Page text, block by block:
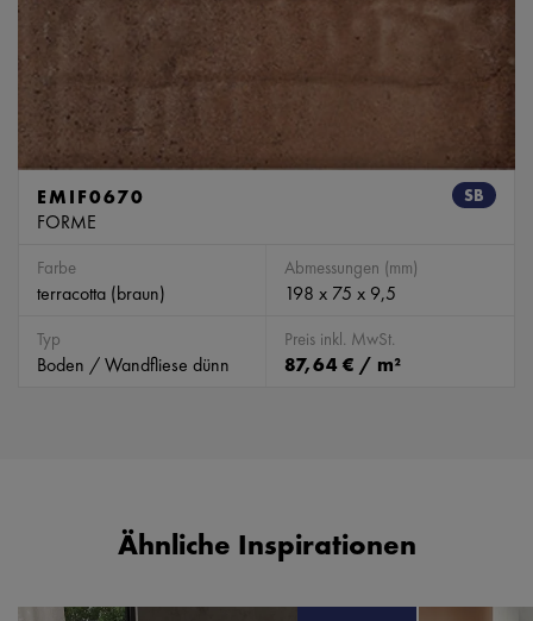
SB
EMIF0670
FORME
Farbe
terracotta (braun)
Abmessungen (mm)
198 x 75 x 9,5
Typ
Boden / Wandfliese dünn
Preis inkl. MwSt.
87,64 € / m²
Ähnliche Inspirationen